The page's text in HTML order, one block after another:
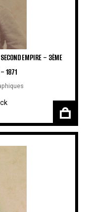
EMPIRE – 3ÈME
1871